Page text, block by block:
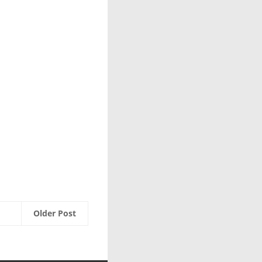
Older Post